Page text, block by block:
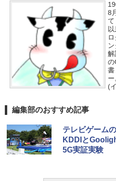
8
て
解
の
書
(
編集部のおすすめ記事
テレビゲーム
KDDIと
5G実証実験